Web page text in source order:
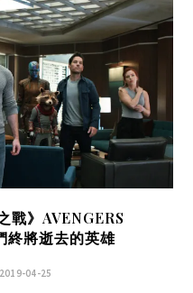
戰》AVENGERS
終將逝去的英雄
2019-04-25